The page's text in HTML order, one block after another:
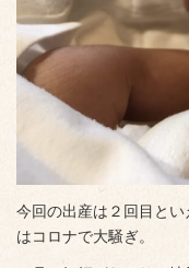
今回の出産は２回目と
はコロナで大騒ぎ。